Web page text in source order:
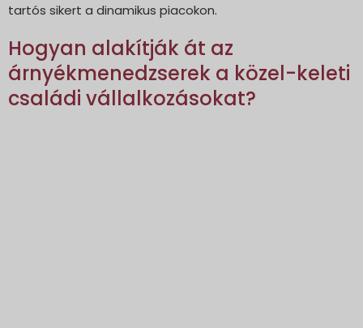
tartós sikert a dinamikus piacokon.
Hogyan alakítják át az
árnyékmenedzserek a közel-keleti
családi vállalkozásokat?